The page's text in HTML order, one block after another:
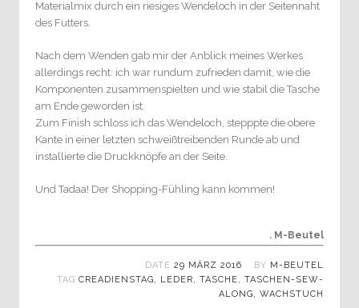
Materialmix durch ein riesiges Wendeloch in der Seitennaht
des Futters.
Nach dem Wenden gab mir der Anblick meines Werkes
allerdings recht: ich war rundum zufrieden damit, wie die
Komponenten zusammenspielten und wie stabil die Tasche
am Ende geworden ist.
Zum Finish schloss ich das Wendeloch, stepppte die obere
Kante in einer letzten schweißtreibenden Runde ab und
installierte die Druckknöpfe an der Seite.
Und Tadaa! Der Shopping-Fühling kann kommen!
. M-Beutel
DATE 29 MÄRZ 2016 BY M-BEUTEL
TAG CREADIENSTAG, LEDER, TASCHE, TASCHEN-SEW-
ALONG, WACHSTUCH